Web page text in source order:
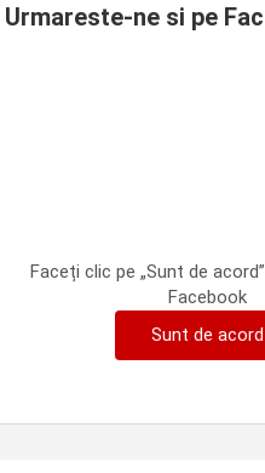
Urmareste-ne si pe
Faceți clic pe „Sunt de
Facebook
Sunt de